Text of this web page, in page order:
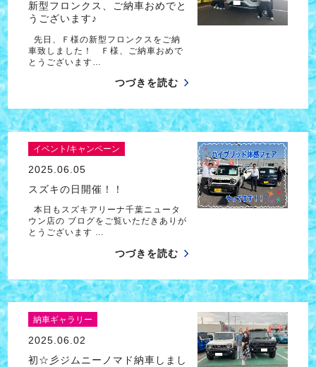
新型フロンクス、ご納車おめでと
うございます♪
先日、Ｆ様の新型フロンクスをご納
車致しました！ Ｆ様、ご納車おめで
とうございます…
つづきを読む
イベント/キャンペーン
2025.06.05
スズキの日開催！！
本日もスズキアリーナ千葉ニュータ
ウン店の ブログをご覧いただきありが
とうございます …
つづきを読む
納車ギャラリー
2025.06.02
初☆彡ジムニーノマド納車しまし